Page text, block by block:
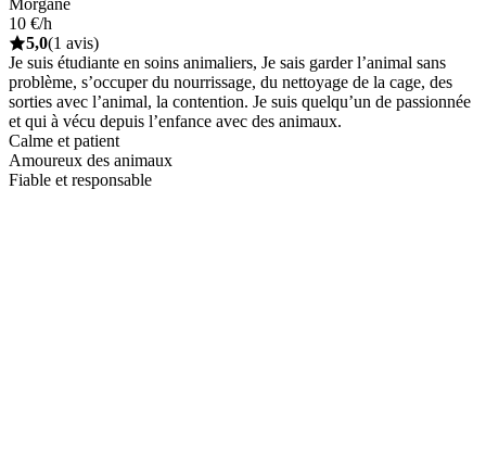
10 €/h
5,0(1 avis)
Je suis étudiante en soins animaliers, Je sais garder l’animal sans
problème, s’occuper du nourrissage, du nettoyage de la cage, des
sorties avec l’animal, la contention. Je suis quelqu’un de passionnée
et qui à vécu depuis l’enfance avec des animaux.
Calme et patient
Amoureux des animaux
Fiable et responsable